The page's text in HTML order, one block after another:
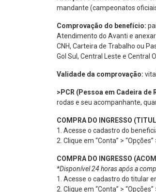
mandante (campeonatos
Comprovação do benefício:
Atendimento do Avanti e
CNH, Carteira de Trabalho ou
Gol Sul, Central Leste e Central
Validade da comprovação:
>PCR (Pessoa em Cadeira de
rodas e seu acompanhante,
COMPRA DO INGRESSO
1. Acesse o cadastro do
2. Clique em “Conta” >
COMPRA DO INGRESSO
*Disponível 24 horas após a
1. Acesse o cadastro do titular
2. Clique em “Conta” >